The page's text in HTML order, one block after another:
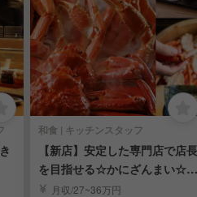
和食 | キッチンスタッフ
【新店】安定した専門店で店長
を目指せる☆かにざんまい☆ス
タッフ募集
月収/27~36万円